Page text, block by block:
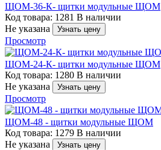
ЩОМ-36-К- щитки модульные ЩОМ
Код товара: 1281 В наличии
Не указана
Узнать цену
Просмотр
ЩОМ-24-К- щитки модульные ЩОМ
Код товара: 1280 В наличии
Не указана
Узнать цену
Просмотр
ЩОМ-48 - щитки модульные ЩОМ
Код товара: 1279 В наличии
Не указана
Узнать цену